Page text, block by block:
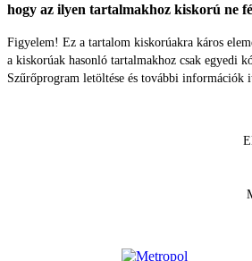
hogy az ilyen tartalmakhoz kiskorú ne
Figyelem! Ez a tartalom kiskorúakra káros
a kiskorúak hasonló tartalmakhoz csak egyedi
Szűrőprogram letöltése és további információk